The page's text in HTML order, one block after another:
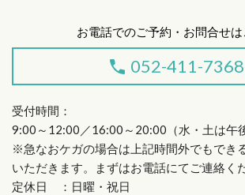
お電話でのご予約・お問合せは
052-411-7368
受付時間：
9:00～12:00／16:00～20:00（水・土は午
※急なおケガの場合は上記時間外でもでき
いただきます。まずはお電話にてご連絡く
定休日 ：日曜・祝日